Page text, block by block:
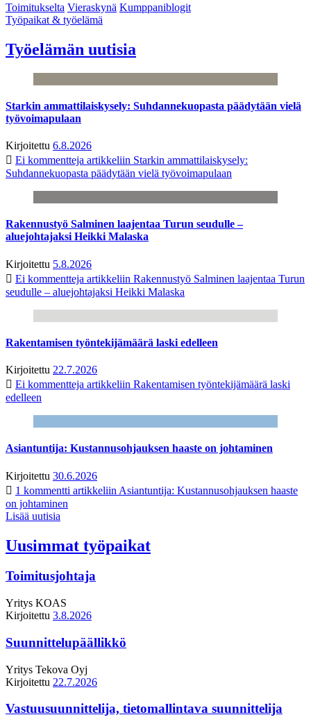
Toimitukselta Vieraskynä Kumppaniblogit
Työpaikat & työelämä
Työelämän uutisia
Starkin ammattilaiskysely: Suhdannekuopasta päädytään vielä
työvoimapulaan
Kirjoitettu 6.8.2026
Ei kommentteja artikkeliin Starkin ammattilaiskysely:
Suhdannekuopasta päädytään vielä työvoimapulaan
Rakennustyö Salminen laajentaa Turun seudulle –
aluejohtajaksi Heikki Malaska
Kirjoitettu 5.8.2026
Ei kommentteja artikkeliin Rakennustyö Salminen laajentaa Turun
seudulle – aluejohtajaksi Heikki Malaska
Rakentamisen työntekijämäärä laski edelleen
Kirjoitettu 22.7.2026
Ei kommentteja artikkeliin Rakentamisen työntekijämäärä laski
edelleen
Asiantuntija: Kustannusohjauksen haaste on johtaminen
Kirjoitettu 30.6.2026
1 kommentti artikkeliin Asiantuntija: Kustannusohjauksen haaste
on johtaminen
Lisää uutisia
Uusimmat työpaikat
Toimitusjohtaja
Yritys KOAS
Kirjoitettu 3.8.2026
Suunnittelupäällikkö
Yritys Tekova Oyj
Kirjoitettu 22.7.2026
Vastuusuunnittelija, tietomallintava suunnittelija